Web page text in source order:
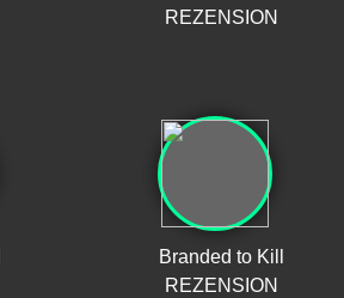
REZENSION
Branded to Kill
REZENSION